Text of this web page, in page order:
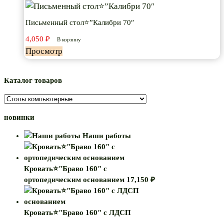
Письменный
Письменный стол⭐”Калибри 70″
4,050 ₽ В корзину
Просмотр
Каталог товаров
новинки
Наши работы
Кровать⭐"Браво 160" с
ортопедическим основанием 17,150 ₽
Кровать⭐"Браво 160" с ЛДСП